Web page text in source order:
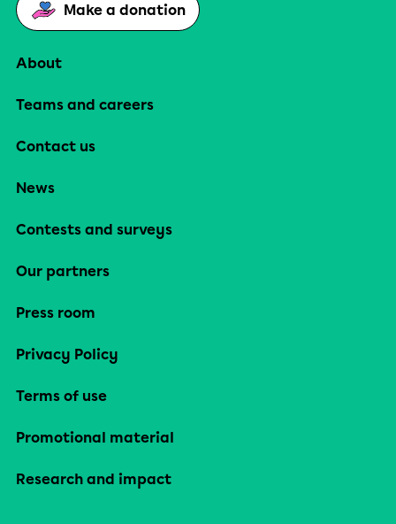
Make a donation
About
Teams and careers
Contact us
News
Contests and surveys
Our partners
Press room
Privacy Policy
Terms of use
Promotional material
Research and impact